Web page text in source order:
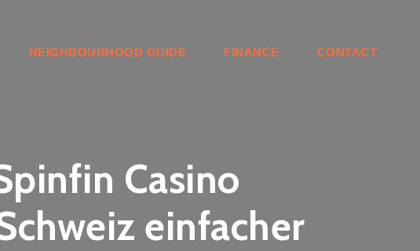
NEIGHBOURHOOD GUIDE FINANCE CONTACT
Casino
einfacher